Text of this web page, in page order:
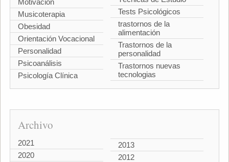
Motivación
Musicoterapia
Obesidad
Orientación Vocacional
Personalidad
Psicoanálisis
Psicología Clínica
Tests Psicológicos
trastornos de la
alimentación
Trastornos de la
personalidad
Trastornos nuevas
tecnologias
Archivo
2021
2020
2013
2012